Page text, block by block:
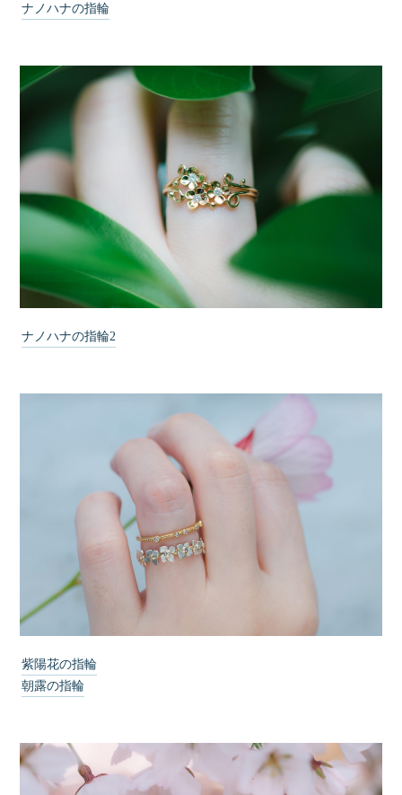
ナノハナの指輪
ナノハナの指輪2
紫陽花の指輪
朝露の指輪